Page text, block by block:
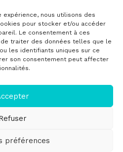
expérience, nous utilisons des
pour stocker et/ou accéder
Le consentement à ces
traiter des données telles que le
les identifiants uniques sur ce
son consentement peut affecter
préférences
2022